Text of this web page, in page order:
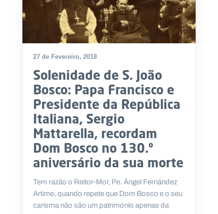
27 de Fevereiro, 2018
Solenidade de S. João
Bosco: Papa Francisco e
Presidente da República
Italiana, Sergio
Mattarella, recordam
Dom Bosco no 130.º
aniversário da sua morte
Tem razão o Reitor-Mor, Pe. Ángel Fernández
Artime, quando repete que Dom Bosco e o seu
carisma não são um património apenas da